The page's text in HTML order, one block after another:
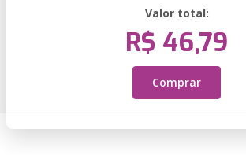
Valor total:
R$ 46,79
Comprar